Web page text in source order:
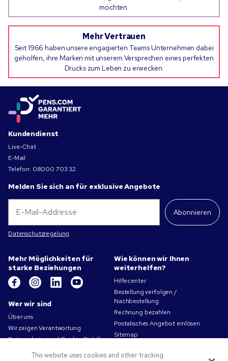
möchten.
Mehr Vertrauen
Seit 1966 haben unsere engagierten Teams Unternehmen dabei
geholfen, ihre Marken mit unserem Versprechen eines perfekten
Drucks zum Leben zu erwecken.
Kundendienst
Live-Chat
E-Mail
Telefon: 08000 703 32
Melden Sie sich an für exklusive Angebote
Abonnieren
Datenschutzregelung
Mehr Möglichkeiten für
starke Beziehungen
Wer wir sind
Über uns
Wir zeigen Verantwortung
Datenschutz- und Cookie-Richtlinien
Nutzungsbedingungen
Wie können wir Ihnen
weiterhelfen?
Hilfecenter
Bestellung verfolgen /
Nachbestellung
Rechnung bezahlen
Postalisches Angebot einlösen
Sitemap
This website uses cookies and other tracking